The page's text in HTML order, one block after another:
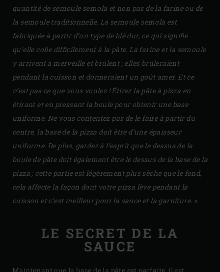
quantité de semoule semola et non pas de la farine ou de
la semoule traditionnelle. La semoule semola est
fabriquée à partir d’un type de blé dur, ce qui signifie
qu’elle colle difficilement à la pâte. La farine et la semoule
y arrivent à merveille et brûlent ; elles brûleraient
pendant la cuisson et donneraient un goût amer. Et ce
n’est pas ce que vous voulez ! Étirez la pâte à pizza en
étirant et en pressant la boule pour obtenir une base
uniforme. Ne vous contentez pas de le faire à partir du
centre, la base de la pizza doit être d’une épaisseur
uniforme. De plus, gardez à l’esprit que le dessus de la
boule de pâte doit également être le dessus de la base de la
pizza ; cette partie est légèrement plus sèche que le fond,
cela affecte la façon dont votre pizza lève pendant la
cuisson et c’est meilleur pour la sauce et la garniture. »
LE SECRET DE LA
SAUCE